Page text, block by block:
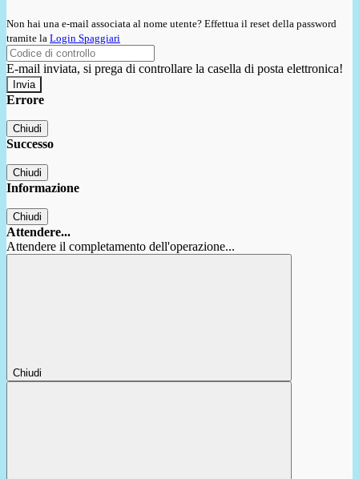
Non hai una e-mail associata al nome utente? Effettua il reset della password
tramite la Login Spaggiari
E-mail inviata, si prega di controllare la casella di posta elettronica!
Errore
Chiudi
Successo
Chiudi
Informazione
Chiudi
Attendere...
Attendere il completamento dell'operazione...
Chiudi